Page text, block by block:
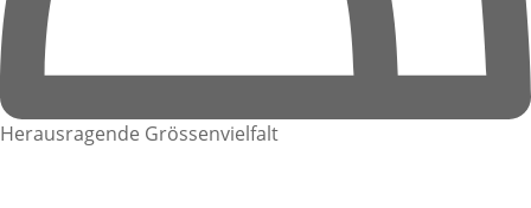
Herausragende Grössenvielfalt